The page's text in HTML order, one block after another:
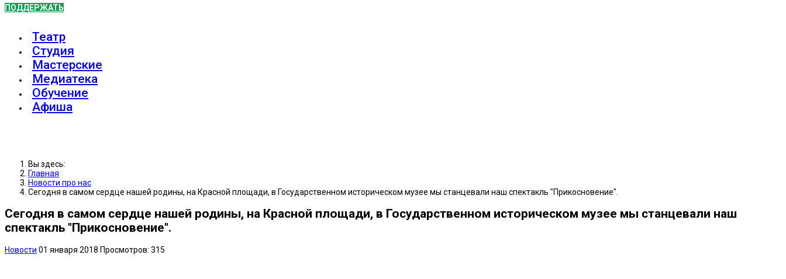
ПОДДЕРЖАТЬ
Театр
Студия
Мастерские
Медиатека
Обучение
Афиша
Вы здесь:
Главная
Новости про нас
Сегодня в самом сердце нашей родины, на Красной площади, в Государственном историческом музее мы станцевали наш спектакль "Прикосновение".
Сегодня в самом сердце нашей родины, на Красной площади, в Государственном историческом музее мы станцевали наш
спектакль "Прикосновение".
Новости 01 января 2018 Просмотров: 315